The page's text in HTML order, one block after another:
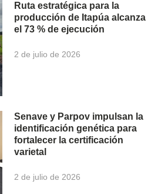
Ruta estratégica para la
producción de Itapúa alcanza
el 73 % de ejecución
2 de julio de 2026
Senave y Parpov impulsan la
identificación genética para
fortalecer la certificación
varietal
2 de julio de 2026